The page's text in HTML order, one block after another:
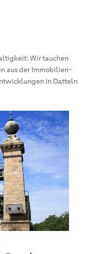
Wir tauchen
aus der Immobilien-
in Datteln